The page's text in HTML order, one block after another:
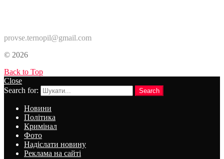
provse.ternopil@gmail.com
© 2026
Back to Top
Close
Search for:
Search
Новини
Політика
Кримінал
Фото
Надіслати новину
Реклама на сайті